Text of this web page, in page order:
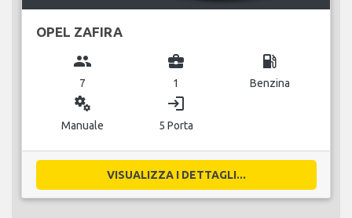
OPEL ZAFIRA
group
7
business_center
1
local_gas_station
Benzina
miscellaneous_services
Manuale
login
5 Porta
VISUALIZZA I DETTAGLI...